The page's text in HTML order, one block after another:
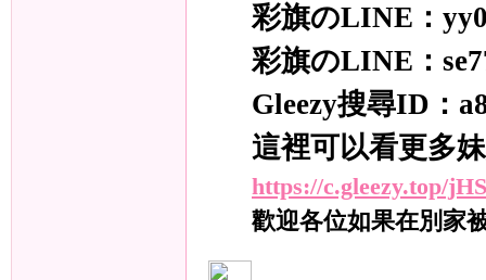
彩旗のLINE：
彩旗のLINE：
Gleezy搜尋ID：
這裡可以看更多
https://c.gleezy.top/
歡迎各位如果在別